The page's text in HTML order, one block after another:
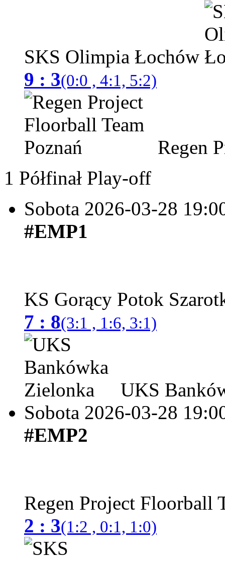
SKS Olimpia Łochów
9 : 3(0:0 , 4:1, 5:2)
Regen
1 Półfinał Play-off
Sobota 2026-03-28
#EMP1
KS Gorący Potok
7 : 8(3:1 , 1:6, 3:1)
UKS
Sobota 2026-03-28
#EMP2
Regen Project Floorball
2 : 3(1:2 , 0:1, 1:0)